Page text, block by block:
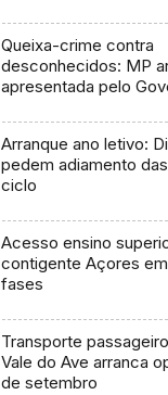
Queixa-crime contra
desconhecidos: MP
apresentada pelo
Arranque ano letivo:
pedem adiamento
ciclo
Acesso ensino
contigente Açores
fases
Transporte
Vale do Ave arranca
de setembro